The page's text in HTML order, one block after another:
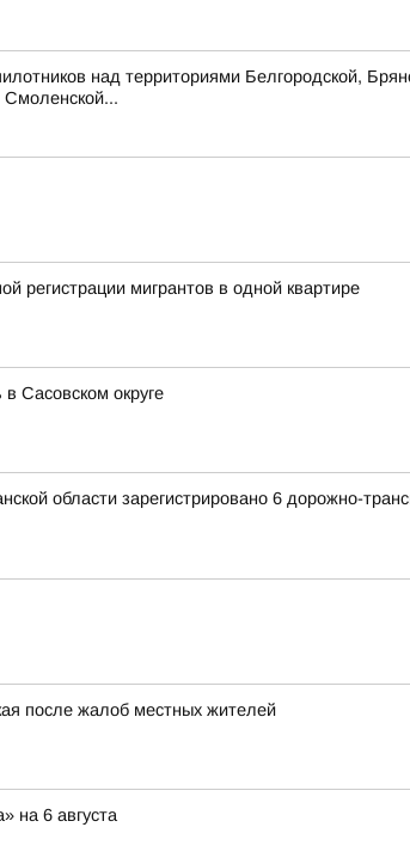
над территориями Белгородской,
Смоленской...
регистрации мигрантов в одной квартире
Сасовском округе
области зарегистрировано 6 дорожно-
после жалоб местных жителей
на 6 августа